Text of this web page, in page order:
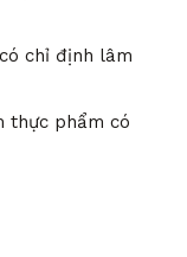
chỉ định lâm
thực phẩm có